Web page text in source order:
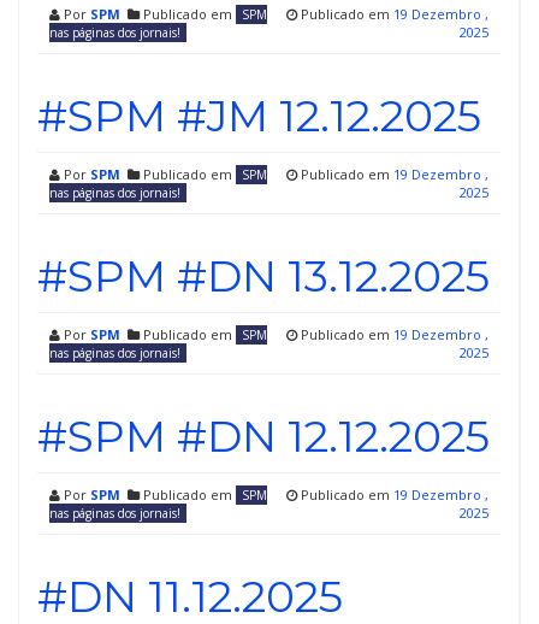
Por SPM Publicado em
SPM
nas páginas dos jornais!
Publicado em 19 Dezembro ,
2025
#SPM #JM 12.12.2025
Por SPM Publicado em
SPM
nas páginas dos jornais!
Publicado em 19 Dezembro ,
2025
#SPM #DN 13.12.2025
Por SPM Publicado em
SPM
nas páginas dos jornais!
Publicado em 19 Dezembro ,
2025
#SPM #DN 12.12.2025
Por SPM Publicado em
SPM
nas páginas dos jornais!
Publicado em 19 Dezembro ,
2025
#DN 11.12.2025